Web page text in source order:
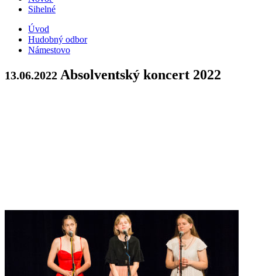
Sihelné
Úvod
Hudobný odbor
Námestovo
13.06.2022 Absolventský koncert 2022